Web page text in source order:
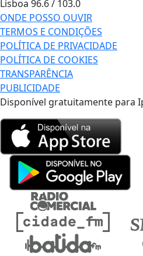
Lisboa 96.6 / 103.0
ONDE POSSO OUVIR
TERMOS E CONDIÇÕES
POLÍTICA DE PRIVACIDADE
POLÍTICA DE COOKIES
TRANSPARÊNCIA
PUBLICIDADE
Disponível gratuitamente para